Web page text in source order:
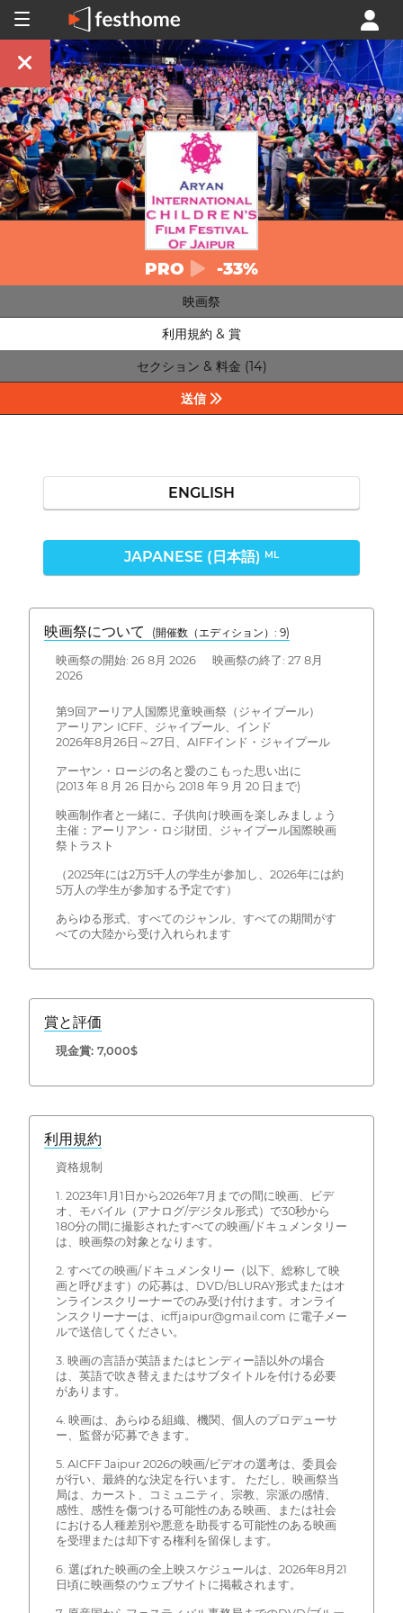
PRO -33%
映画祭
利用規約 & 賞
セクション & 料金 (14)
送信
ENGLISH
JAPANESE (日本語) ML
映画祭について (開催数（エディション）: 9)
映画祭の開始: 26 8月 2026 映画祭の終了: 27 8月
2026
第9回アーリア人国際児童映画祭（ジャイプール）
アーリアン ICFF、ジャイプール、インド
2026年8月26日～27日、AIFFインド・ジャイプール
アーヤン・ロージの名と愛のこもった思い出に
(2013 年 8 月 26 日から 2018 年 9 月 20 日まで)
映画制作者と一緒に、子供向け映画を楽しみましょう
主催：アーリアン・ロジ財団、ジャイプール国際映画
祭トラスト
（2025年には2万5千人の学生が参加し、2026年には約
5万人の学生が参加する予定です）
あらゆる形式、すべてのジャンル、すべての期間がす
べての大陸から受け入れられます
賞と評価
現金賞: 7,000$
利用規約
資格規制
1. 2023年1月1日から2026年7月までの間に映画、ビデ
オ、モバイル（アナログ/デジタル形式）で30秒から
180分の間に撮影されたすべての映画/ドキュメンタリー
は、映画祭の対象となります。
2. すべての映画/ドキュメンタリー（以下、総称して映
画と呼びます）の応募は、DVD/BLURAY形式またはオ
ンラインスクリーナーでのみ受け付けます。オンライ
ンスクリーナーは、icffjaipur@gmail.com に電子メー
ルで送信してください。
3. 映画の言語が英語またはヒンディー語以外の場合
は、英語で吹き替えまたはサブタイトルを付ける必要
があります。
4. 映画は、あらゆる組織、機関、個人のプロデューサ
ー、監督が応募できます。
5. AICFF Jaipur 2026の映画/ビデオの選考は、委員会
が行い、最終的な決定を行います。 ただし、映画祭当
局は、カースト、コミュニティ、宗教、宗派の感情、
感性、感性を傷つける可能性のある映画、または社会
における人種差別や悪意を助長する可能性のある映画
を受理または却下する権利を留保します。
6. 選ばれた映画の全上映スケジュールは、2026年8月21
日頃に映画祭のウェブサイトに掲載されます。